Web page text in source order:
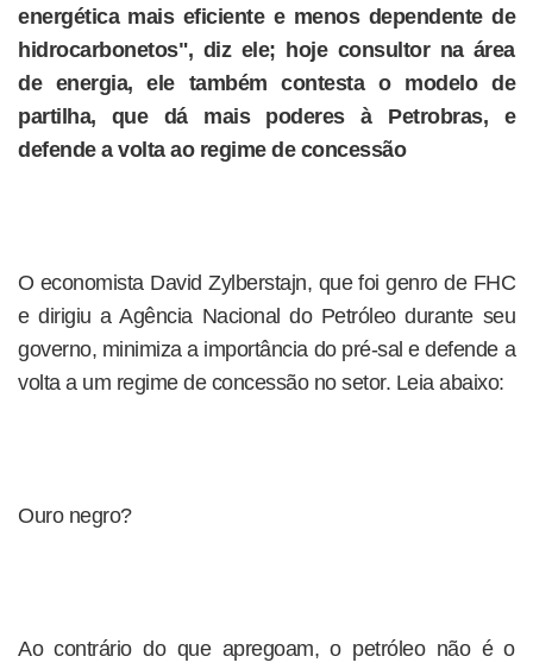
energética mais eficiente e menos dependente de
hidrocarbonetos", diz ele; hoje consultor na área
de energia, ele também contesta o modelo de
partilha, que dá mais poderes à Petrobras, e
defende a volta ao regime de concessão
O economista David Zylberstajn, que foi genro de FHC
e dirigiu a Agência Nacional do Petróleo durante seu
governo, minimiza a importância do pré-sal e defende a
volta a um regime de concessão no setor. Leia abaixo:
Ouro negro?
Ao contrário do que apregoam, o petróleo não é o